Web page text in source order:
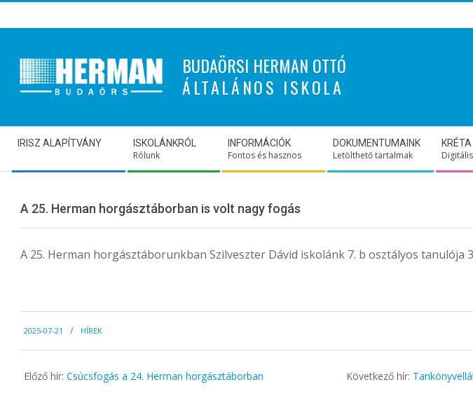
to
BUDAÖRSI HERMAN OTTÓ
ÁLTALÁNOS ISKOLA
Navigation
Menu
IRISZ ALAPÍTVÁNY ISKOLÁNKRÓL
Rólunk
INFORMÁCIÓK
Fontos és hasznos
DOKUMENTUMAINK
Letölthető tartalmak
KRÉTA
A 25. Herman horgásztáborban is volt nagy fogás
A 25. Herman horgásztáborunkban Szilveszter Dávid iskolánk 7. b osztályos tanulója
07-
21
2025-07-21 HÍREK
Előző hír: Csúcsfogás a 24. Herman horgásztáborban Következő hír: